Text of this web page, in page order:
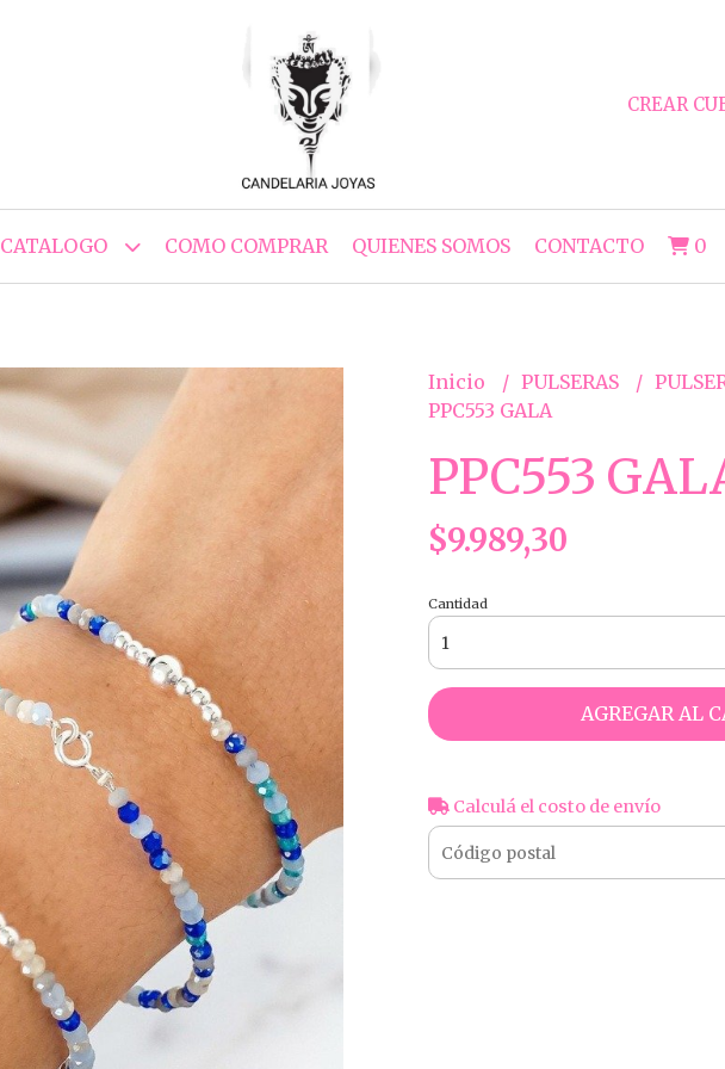
CREAR
CATALOGO COMO COMPRAR QUIENES SOMOS CONTACTO 0
Inicio PULSERAS
PPC553 GALA
PPC553
$9.989,30
Cantidad
AGREGAR AL
Calculá el costo de envío